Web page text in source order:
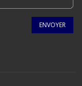
ENVOYER